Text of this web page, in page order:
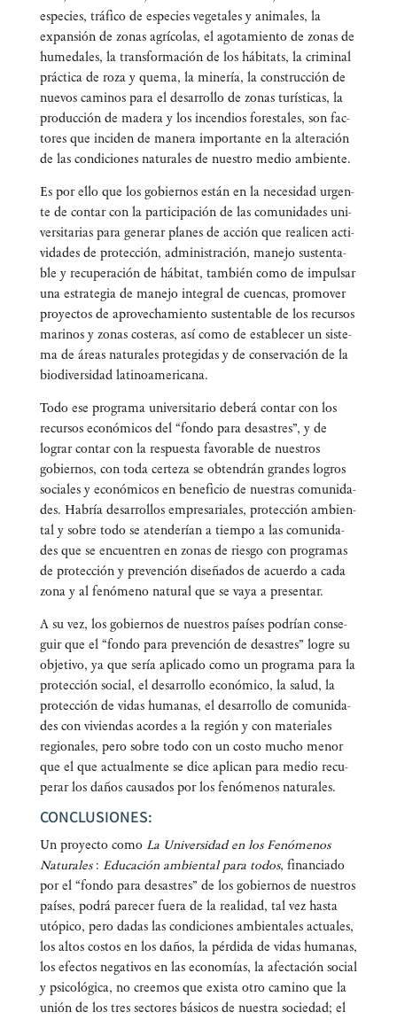
espe­cies, trá­fi­co de espe­cies vege­ta­les y ani­ma­les, la
expan­sión de zonas agrí­co­las, el ago­ta­mien­to de zonas de
hume­da­les, la trans­for­ma­ción de los hábi­tats, la cri­mi­nal
prác­ti­ca de roza y que­ma, la mine­ría, la cons­truc­ción de
nue­vos cami­nos para el desa­rro­llo de zonas turís­ti­cas, la
pro­duc­ción de made­ra y los incen­dios fores­ta­les, son fac­
to­res que inci­den de mane­ra impor­tan­te en la alte­ra­ción
de las con­di­cio­nes natu­ra­les de nues­tro medio ambiente.
Es por ello que los gobier­nos están en la nece­si­dad urgen­
te de con­tar con la par­ti­ci­pa­ción de las comu­ni­da­des uni­
ver­si­ta­rias para gene­rar pla­nes de acción que reali­cen acti­
vi­da­des de pro­tec­ción, admi­nis­tra­ción, mane­jo sus­ten­ta­
ble y recu­pe­ra­ción de hábi­tat, tam­bién como de impul­sar
una estra­te­gia de mane­jo inte­gral de cuen­cas, pro­mo­ver
pro­yec­tos de apro­ve­cha­mien­to sus­ten­ta­ble de los recur­sos
mari­nos y zonas cos­te­ras, así como de esta­ble­cer un sis­te­
ma de áreas natu­ra­les pro­te­gi­das y de con­ser­va­ción de la
bio­di­ver­si­dad latinoamericana.
Todo ese pro­gra­ma uni­ver­si­ta­rio debe­rá con­tar con los
recur­sos eco­nó­mi­cos del “fon­do para desas­tres”, y de
lograr con­tar con la res­pues­ta favo­ra­ble de nues­tros
gobier­nos, con toda cer­te­za se obten­drán gran­des logros
socia­les y eco­nó­mi­cos en bene­fi­cio de nues­tras comu­ni­da­
des. Habría desa­rro­llos empre­sa­ria­les, pro­tec­ción ambien­
tal y sobre todo se aten­de­rían a tiem­po a las comu­ni­da­
des que se encuen­tren en zonas de ries­go con pro­gra­mas
de pro­tec­ción y pre­ven­ción dise­ña­dos de acuer­do a cada
zona y al fenó­meno natu­ral que se vaya a presentar.
A su vez, los gobier­nos de nues­tros paí­ses podrían con­se­
guir que el “fon­do para pre­ven­ción de desas­tres” logre su
obje­ti­vo, ya que sería apli­ca­do como un pro­gra­ma para la
pro­tec­ción social, el desa­rro­llo eco­nó­mi­co, la salud, la
pro­tec­ción de vidas huma­nas, el desa­rro­llo de comu­ni­da­
des con vivien­das acor­des a la región y con mate­ria­les
regio­na­les, pero sobre todo con un cos­to mucho menor
que el que actual­men­te se dice apli­can para medio recu­
pe­rar los daños cau­sa­dos por los fenó­me­nos naturales.
CONCLUSIONES:
Un pro­yec­to como La Uni­ver­si­dad en los Fenó­me­nos
Natu­ra­les: Edu­ca­ción ambien­tal para todos, finan­cia­do
por el “fon­do para desas­tres” de los gobier­nos de nues­tros
paí­ses, podrá pare­cer fue­ra de la reali­dad, tal vez has­ta
utó­pi­co, pero dadas las con­di­cio­nes ambien­ta­les actua­les,
los altos cos­tos en los daños, la pér­di­da de vidas huma­nas,
los efec­tos nega­ti­vos en las eco­no­mías, la afec­ta­ción social
y psi­co­ló­gi­ca, no cree­mos que exis­ta otro camino que la
unión de los tres sec­to­res bási­cos de nues­tra socie­dad; el